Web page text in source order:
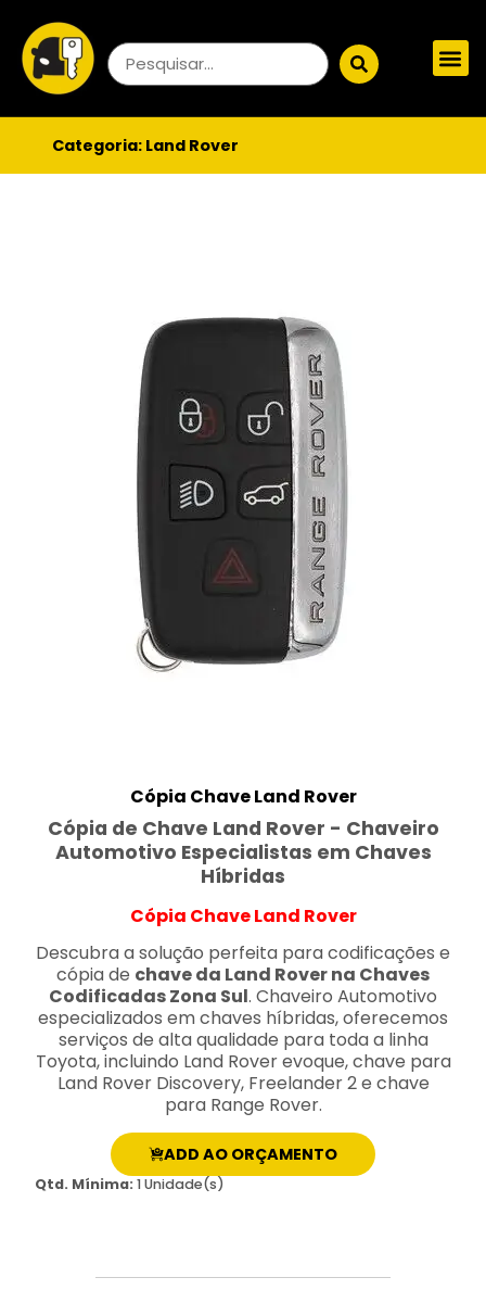
Categoria: Land Rover
Cópia Chave Land Rover
Cópia de Chave Land Rover - Chaveiro
Automotivo Especialistas em Chaves
Híbridas
Cópia Chave Land Rover
Descubra a solução perfeita para codificações e
cópia de chave da Land Rover na Chaves
Codificadas Zona Sul. Chaveiro Automotivo
especializados em chaves híbridas, oferecemos
serviços de alta qualidade para toda a linha
Toyota, incluindo Land Rover evoque, chave para
Land Rover Discovery, Freelander 2 e chave
para Range Rover.
ADD AO ORÇAMENTO
Qtd. Mínima: 1 Unidade(s)